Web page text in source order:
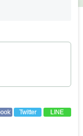
Twitter LINE